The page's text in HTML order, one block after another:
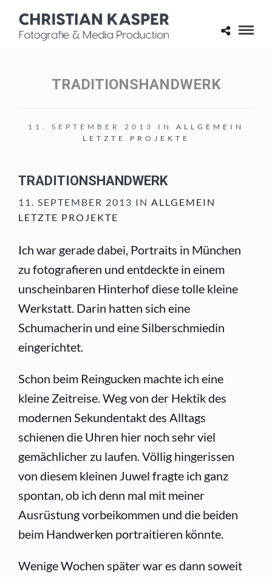
TRADITIONSHANDWERK
11. SEPTEMBER 2013 IN ALLGEMEIN
LETZTE PROJEKTE
TRADITIONSHANDWERK
11. SEPTEMBER 2013 IN ALLGEMEIN
LETZTE PROJEKTE
Ich war gerade dabei, Portraits in München
zu fotografieren und entdeckte in einem
unscheinbaren Hinterhof diese tolle kleine
Werkstatt. Darin hatten sich eine
Schumacherin und eine Silberschmiedin
eingerichtet.
Schon beim Reingucken machte ich eine
kleine Zeitreise. Weg von der Hektik des
modernen Sekundentakt des Alltags
schienen die Uhren hier noch sehr viel
gemächlicher zu laufen. Völlig hingerissen
von diesem kleinen Juwel fragte ich ganz
spontan, ob ich denn mal mit meiner
Ausrüstung vorbeikommen und die beiden
beim Handwerken portraitieren könnte.
Wenige Wochen später war es dann soweit